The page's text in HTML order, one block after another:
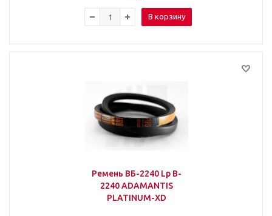
В корзину
Ремень ВБ-2240 Lp B-
2240 ADAMANTIS
PLATINUM-XD